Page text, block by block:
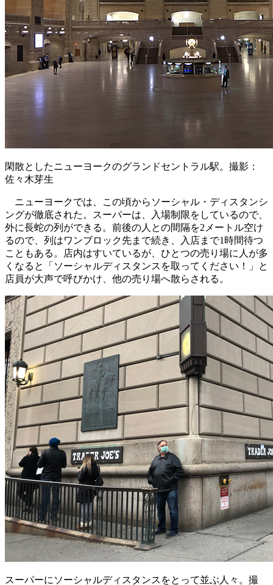
閑散としたニューヨークのグランドセントラル駅。撮影：
佐々木芽生
ニューヨークでは、この頃からソーシャル・ディスタンシ
ングが徹底された。スーパーは、入場制限をしているので、
外に長蛇の列ができる。前後の人との間隔を2メートル空け
るので、列はワンブロック先まで続き、入店まで1時間待つ
こともある。店内はすいているが、ひとつの売り場に人が多
くなると「ソーシャルディスタンスを取ってください！」と
店員が大声で呼びかけ、他の売り場へ散らされる。
スーパーにソーシャルディスタンスをとって並ぶ人々。撮